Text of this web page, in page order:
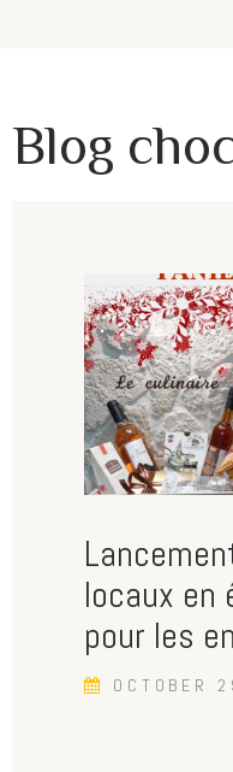
Blog
locaux en
pour les
OCTOBER